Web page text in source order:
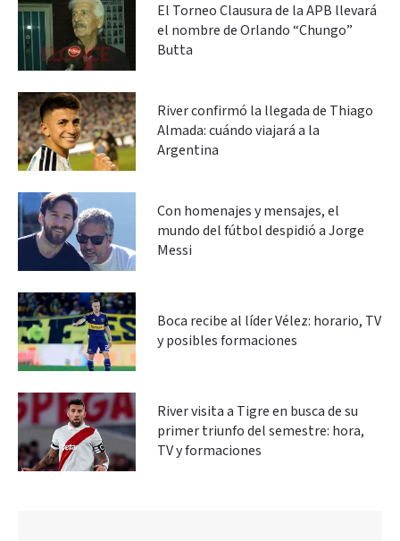
El Torneo Clausura de la APB llevará
el nombre de Orlando “Chungo”
Butta
River confirmó la llegada de Thiago
Almada: cuándo viajará a la
Argentina
Con homenajes y mensajes, el
mundo del fútbol despidió a Jorge
Messi
Boca recibe al líder Vélez: horario, TV
y posibles formaciones
River visita a Tigre en busca de su
primer triunfo del semestre: hora,
TV y formaciones